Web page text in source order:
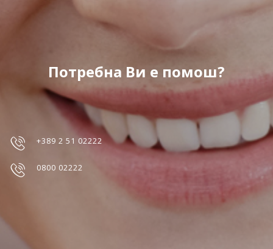
Потребна Ви е помош?
+389 2 51 02222
0800 02222